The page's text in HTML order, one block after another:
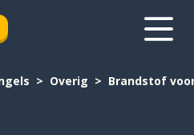
Overig Brandstof